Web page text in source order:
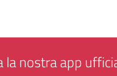
la nostra app